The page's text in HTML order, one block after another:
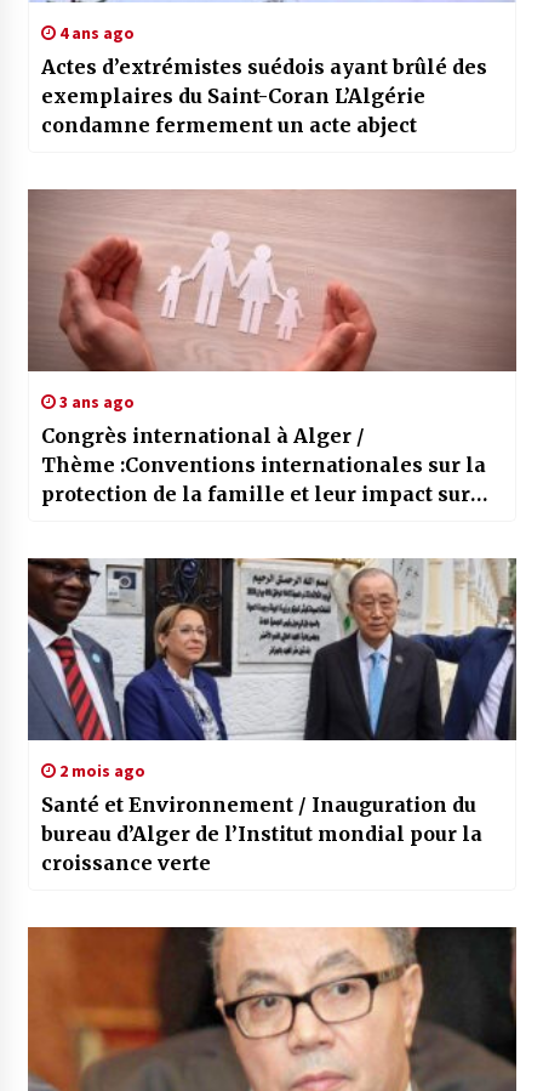
4 ans ago
Actes d’extrémistes suédois ayant brûlé des
exemplaires du Saint-Coran L’Algérie
condamne fermement un acte abject
3 ans ago
Congrès international à Alger /
Thème :Conventions internationales sur la
protection de la famille et leur impact sur
2 mois ago
Santé et Environnement / Inauguration du
bureau d’Alger de l’Institut mondial pour la
croissance verte